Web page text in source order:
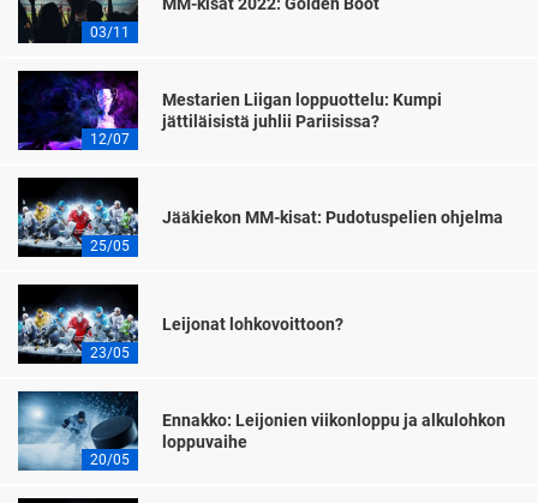
03/11
12/07
Mestarien Liigan loppuottelu: Kumpi
jättiläisistä juhlii Pariisissa?
25/05
Jääkiekon MM-kisat: Pudotuspelien ohjelma
23/05
Leijonat lohkovoittoon?
20/05
Ennakko: Leijonien viikonloppu ja alkulohkon
loppuvaihe